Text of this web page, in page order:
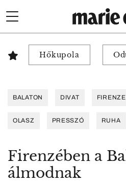
Hőkupola
BALATON DIVAT FIRENZE
OLASZ PRESSZÓ RUHA
Firenzében a
álmodnak